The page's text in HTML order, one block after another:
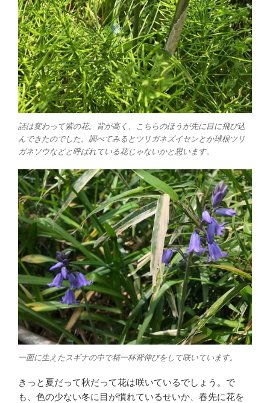
話は変わって紫の花。背が高く、こちらのほうが先に目に飛び込
んできたのでした。調べてみるとツリガネズイセンとか球根ツリ
ガネソウなどと呼ばれている花じゃないかと思います。
一面に生えたスギナの中で精一杯背伸びをして咲いています。
きっと夏だって秋だって花は咲いているでしょう。で
も、色の少ない冬に目が慣れているせいか、春先に花を